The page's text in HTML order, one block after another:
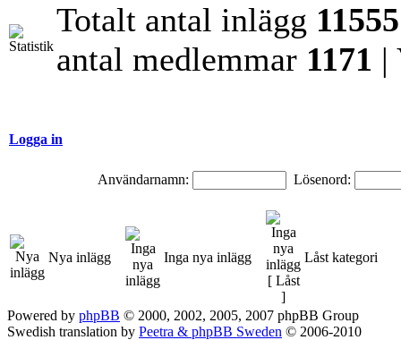
Totalt antal inlägg
antal medlemmar 1171 |
Logga in
Användarnamn: Lösenord:
Nya inlägg Inga nya inlägg Låst kategori
Powered by phpBB © 2000, 2002, 2005, 2007 phpBB Group
Swedish translation by Peetra & phpBB Sweden © 2006-2010